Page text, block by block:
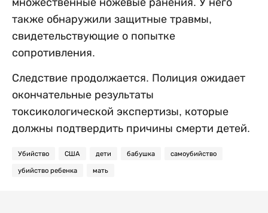
множественные ножевые ранения. У него
также обнаружили защитные травмы,
свидетельствующие о попытке
сопротивления.
Следствие продолжается. Полиция ожидает
окончательные результаты
токсикологической экспертизы, которые
должны подтвердить причины смерти детей.
Убийство США дети бабушка самоубийство
убийство ребенка мать